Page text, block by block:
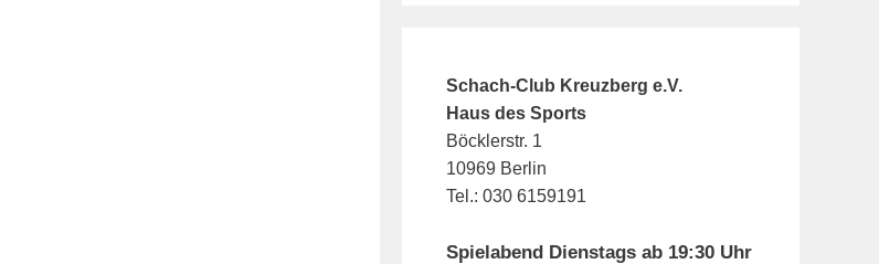
Schach-Club Kreuzberg e.V.
Haus des Sports
Böcklerstr. 1
10969 Berlin
Tel.: 030 6159191
Spielabend Dienstags ab 19:30 Uhr